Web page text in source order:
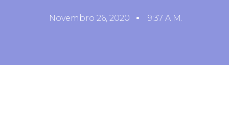
Novembro 26, 2020 9:37 A.m.